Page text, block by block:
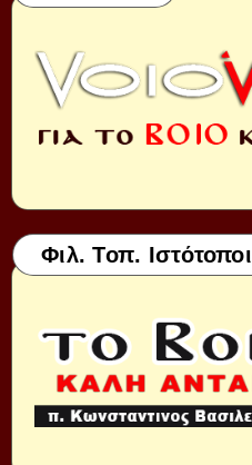
Φιλ. Τοπ. Ιστότοποι